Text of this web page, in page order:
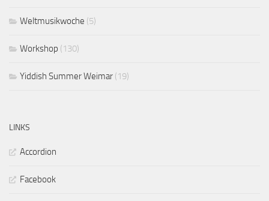
Weltmusikwoche (5)
Workshop (130)
Yiddish Summer Weimar (19)
LINKS
Accordion
Facebook